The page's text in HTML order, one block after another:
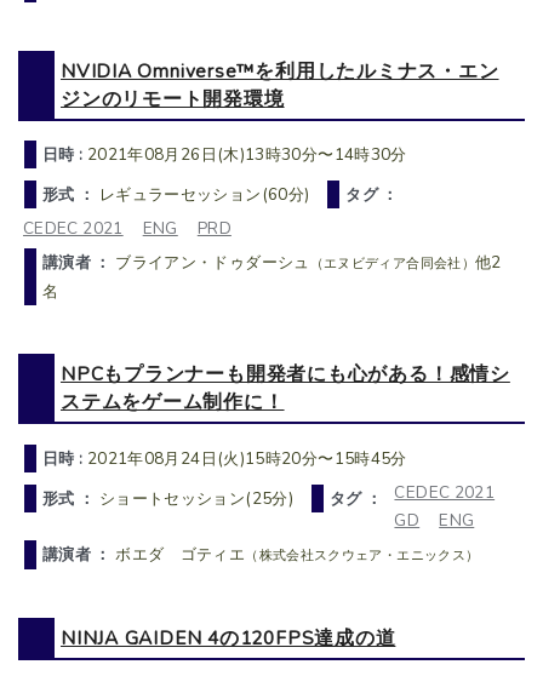
NVIDIA Omniverse™を利用したルミナス・エン
ジンのリモート開発環境
日時 : 2021年08月26日(木)13時30分〜14時30分
形式 ： レギュラーセッション(60分)
タグ ：
CEDEC 2021
ENG
PRD
講演者 ： ブライアン・ドゥダーシュ （エヌビディア合同会社）他2
名
NPCもプランナーも開発者にも心がある！感情シ
ステムをゲーム制作に！
日時 : 2021年08月24日(火)15時20分〜15時45分
形式 ： ショートセッション(25分) タグ ：
CEDEC 2021
GD
ENG
講演者 ：ボエダ ゴティエ （株式会社スクウェア・エニックス）
NINJA GAIDEN 4の120FPS達成の道